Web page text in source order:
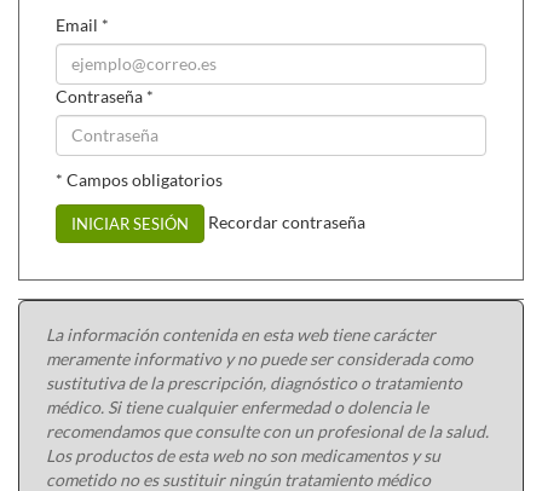
Email *
Contraseña *
* Campos obligatorios
INICIAR SESIÓN Recordar contraseña
La información contenida en esta web tiene carácter
meramente informativo y no puede ser considerada como
sustitutiva de la prescripción, diagnóstico o tratamiento
médico. Si tiene cualquier enfermedad o dolencia le
recomendamos que consulte con un profesional de la salud.
Los productos de esta web no son medicamentos y su
cometido no es sustituir ningún tratamiento médico